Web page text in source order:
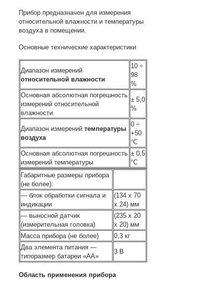
Прибор предназначен для измерения
относительной влажности и температуры
воздуха в помещении.
Основные технические характеристики
Диапазон измерений
относительной влажности
10 ÷
98
%
Основная абсолютная погрешность
измерений относительной
влажности
± 5,0
%
Диапазон измерений температуры
воздуха
0 ÷
+50
°С
Основная абсолютная погрешность
измерений температуры
± 0,5
°С
Габаритные размеры прибора
(не более):
— блок обработки сигнала и
индикации
(134 х 70
х 24) мм
— выносной датчик
(измерительная головка)
(235 х 20
х 20) мм
Масса прибора (не более)
0,3 кг
Два элемента питания —
типоразмер батареи «АА»
3 В
Область применения прибора